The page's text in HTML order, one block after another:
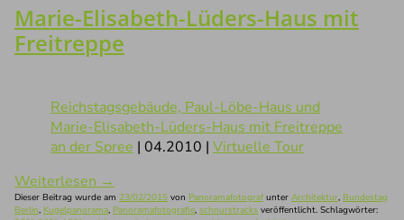
Marie-Elisabeth-Lüders-Haus mit
Freitreppe
Reichstagsgebäude, Paul-Löbe-Haus und
Marie-Elisabeth-Lüders-Haus mit Freitreppe
an der Spree | 04.2010 | Virtuelle Tour
Weiterlesen →
Dieser Beitrag wurde am 23/02/2015 von Panoramafotografunter Architektur, Bundestag
Berlin, Kugelpanorama, Panoramafotografie, schnurstracks veröffentlicht. Schlagwörter: